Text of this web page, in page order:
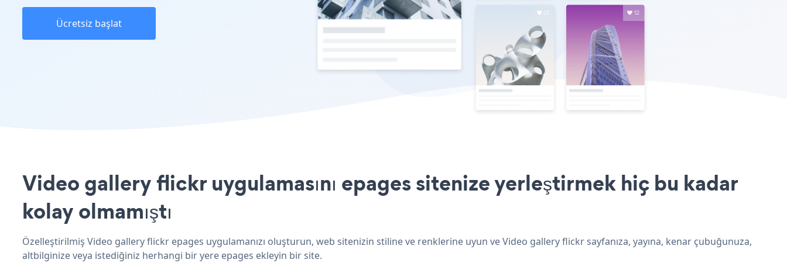
Ücretsiz başlat
Video gallery flickr uygulamasını epages sitenize yerleştirmek hiç bu kadar
kolay olmamıştı
Özelleştirilmiş Video gallery flickr epages uygulamanızı oluşturun, web sitenizin stiline ve renklerine uyun ve Video gallery flickr sayfanıza, yayına, kenar çubuğunuza,
altbilginize veya istediğiniz herhangi bir yere epages ekleyin bir site.